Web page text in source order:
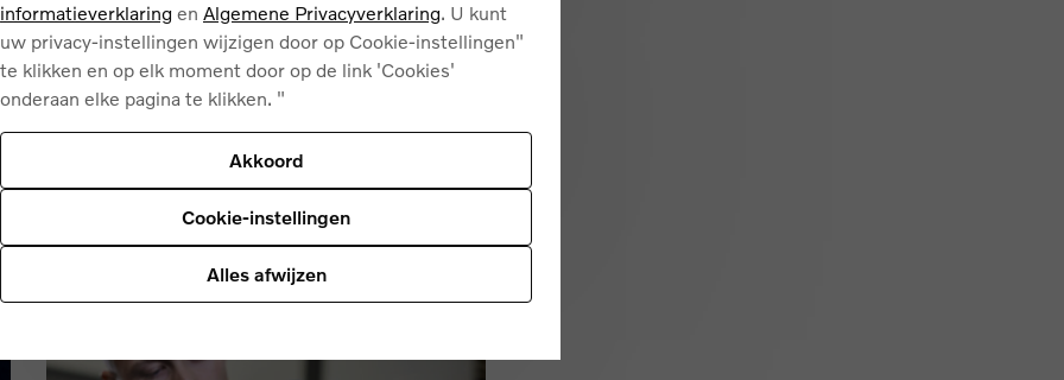
informatieverklaring en Algemene Privacyverklaring. U kunt
uw privacy-instellingen wijzigen door op Cookie-instellingen"
te klikken en op elk moment door op de link 'Cookies'
onderaan elke pagina te klikken. "
Akkoord
Cookie-instellingen
Alles afwijzen